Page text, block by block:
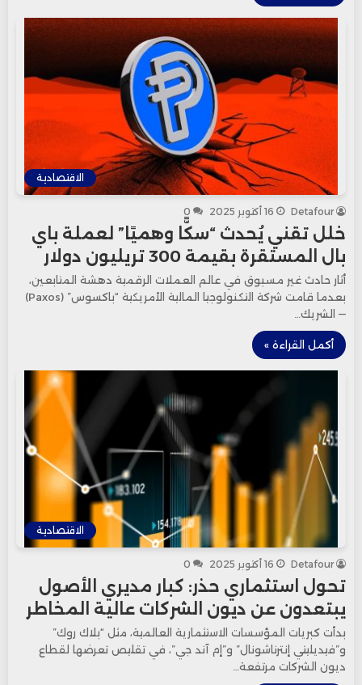
الاقتصادية
Detafour 16 أكتوبر 2025 0
خلل تقني يُحدث “سكًّا وهميًا” لعملة باي
بال المستقرة بقيمة 300 تريليون دولار
أثار حادث غير مسبوق في عالم العملات الرقمية دهشة المتابعين،
بعدما قامت شركة التكنولوجيا المالية الأمريكية “باكسوس” (Paxos)
— الشريك…
أكمل القراءة »
الاقتصادية
Detafour 16 أكتوبر 2025 0
تحول استثماري حذر: كبار مديري الأصول
يبتعدون عن ديون الشركات عالية المخاطر
بدأت كبريات المؤسسات الاستثمارية العالمية، مثل “بلاك روك”
و”فيديليتي إنترناشونال” و”إم آند جي”، في تقليص تعرضها لقطاع
ديون الشركات مرتفعة…